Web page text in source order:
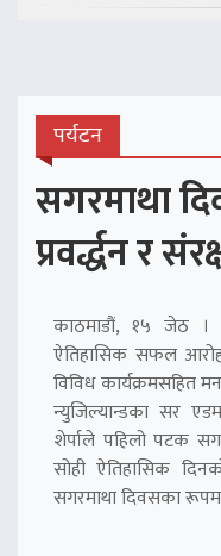
पर्यटन
सगरमाथा
प्रवर्द्धन र
काठमाडौं, १५ जेठ ।
ऐतिहासिक सफल
विविध कार्यक्रमसहित
न्युजिल्यान्डका सर
शेर्पाले पहिलो पटक
सोही ऐतिहासिक
सगरमाथा दिवसका